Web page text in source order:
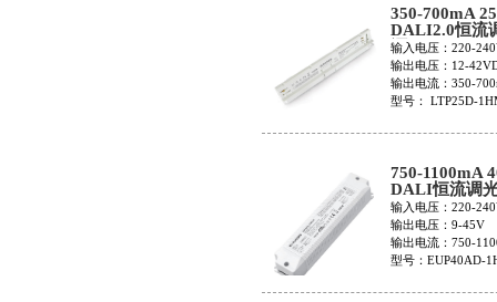
350-700mA
DALI2.0恒流
源LTP25D-
输入电压：220-
输出电压：12-
输出电流：350-
型号： LTP25D-
750-1100mA
DALI恒流调
EUP40AD-
输入电压：220-
输出电压：9-45V
输出电流：750-
型号：EUP40AD-